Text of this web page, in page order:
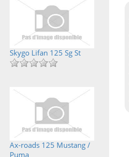
Skygo Lifan 125 Sg St
Ax-roads 125 Mustang /
Puma